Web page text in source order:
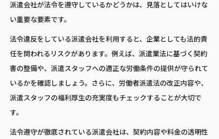
派遣会社が法令を遵守しているかどうかは、見落としてはいけな
い重要な要素です。
法令違反をしている派遣会社を利用すると、企業としても法的責
任を問われるリスクがあります。例えば、派遣業法に基づく契約
書の整備や、派遣スタッフへの適正な労働条件の提供が守られて
いるかを確認しましょう。さらに、労働者派遣法の改正内容や、
派遣スタッフの福利厚生の充実度もチェックすることが大切で
す。
法令遵守が徹底されている派遣会社は、契約内容や料金の透明性